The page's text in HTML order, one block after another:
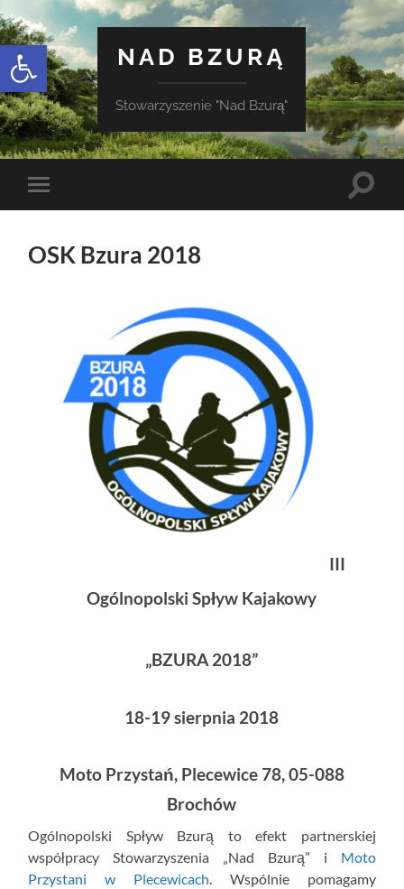
Otwórz pasek narzędzi
NAD BZURĄ
Stowarzyszenie "Nad Bzurą"
Toggle
mobile
Toggle
OSK Bzura 2018
III
Ogólnopolski Spływ Kajakowy
„BZURA 2018”
18-19 sierpnia 2018
Moto Przystań, Plecewice 78, 05-088
Brochów
Ogólnopolski Spływ Bzurą to efekt partnerskiej
współpracy Stowarzyszenia „Nad Bzurą” i Moto
Przystani w Plecewicach. Wspólnie pomagamy